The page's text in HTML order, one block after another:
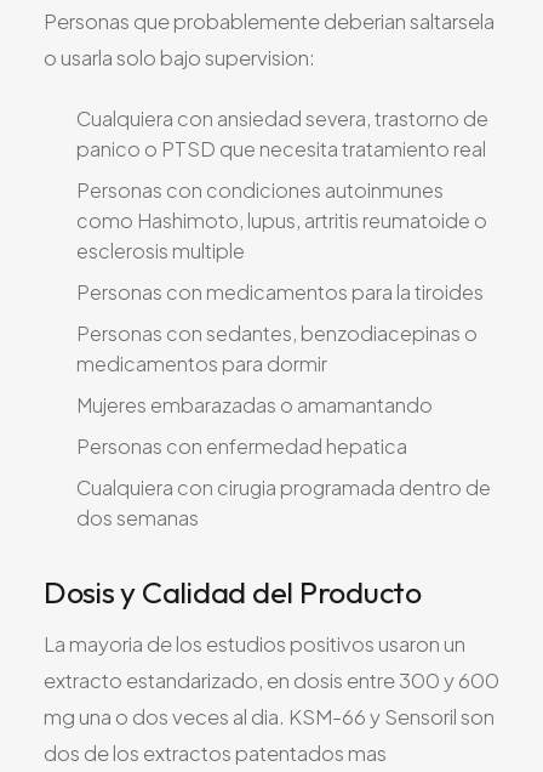
Personas que probablemente deberian saltarsela
o usarla solo bajo supervision:
Cualquiera con ansiedad severa, trastorno de
panico o PTSD que necesita tratamiento real
Personas con condiciones autoinmunes
como Hashimoto, lupus, artritis reumatoide o
esclerosis multiple
Personas con medicamentos para la tiroides
Personas con sedantes, benzodiacepinas o
medicamentos para dormir
Mujeres embarazadas o amamantando
Personas con enfermedad hepatica
Cualquiera con cirugia programada dentro de
dos semanas
Dosis y Calidad del Producto
La mayoria de los estudios positivos usaron un
extracto estandarizado, en dosis entre 300 y 600
mg una o dos veces al dia. KSM-66 y Sensoril son
dos de los extractos patentados mas